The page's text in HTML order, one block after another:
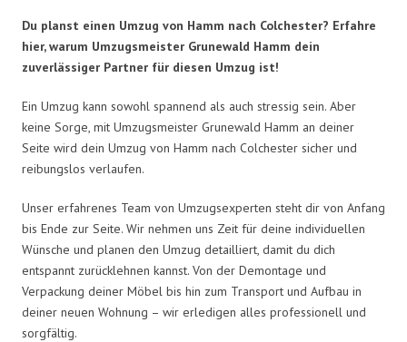
Du planst einen Umzug von Hamm nach Colchester? Erfahre
hier, warum Umzugsmeister Grunewald Hamm dein
zuverlässiger Partner für diesen Umzug ist!
Ein Umzug kann sowohl spannend als auch stressig sein. Aber
keine Sorge, mit Umzugsmeister Grunewald Hamm an deiner
Seite wird dein Umzug von Hamm nach Colchester sicher und
reibungslos verlaufen.
Unser erfahrenes Team von Umzugsexperten steht dir von Anfang
bis Ende zur Seite. Wir nehmen uns Zeit für deine individuellen
Wünsche und planen den Umzug detailliert, damit du dich
entspannt zurücklehnen kannst. Von der Demontage und
Verpackung deiner Möbel bis hin zum Transport und Aufbau in
deiner neuen Wohnung – wir erledigen alles professionell und
sorgfältig.